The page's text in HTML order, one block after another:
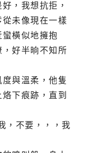
，我想抗拒，
未像現在一樣
橫似地擁抱
好半晌不知所
與溫柔，他隻
下痕跡，直到
，不要，，，我